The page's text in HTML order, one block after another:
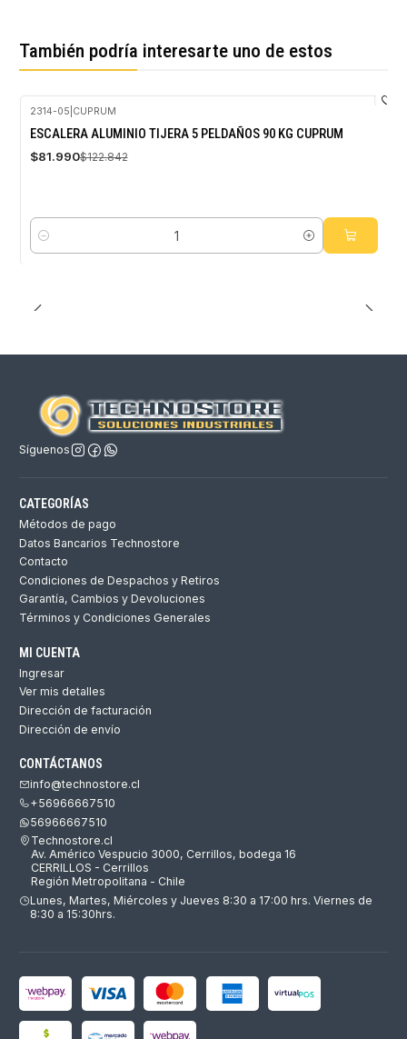
También podría interesarte uno de estos
-33%
OFF
2314-05 CUPRUM
ESCALERA ALUMINIO TIJERA 5 PELDAÑOS 90 KG CUPRUM
$81.990$122.842
Cantidad
Síguenos
CATEGORÍAS
Métodos de pago
Datos Bancarios Technostore
Contacto
Condiciones de Despachos y Retiros
Garantía, Cambios y Devoluciones
Términos y Condiciones Generales
MI CUENTA
Ingresar
Ver mis detalles
Dirección de facturación
Dirección de envío
CONTÁCTANOS
info@technostore.cl
+56966667510
56966667510
Technostore.cl
Av. Américo Vespucio 3000, Cerrillos, bodega 16
CERRILLOS - Cerrillos
Región Metropolitana - Chile
Lunes, Martes, Miércoles y Jueves 8:30 a 17:00 hrs. Viernes de
8:30 a 15:30hrs.